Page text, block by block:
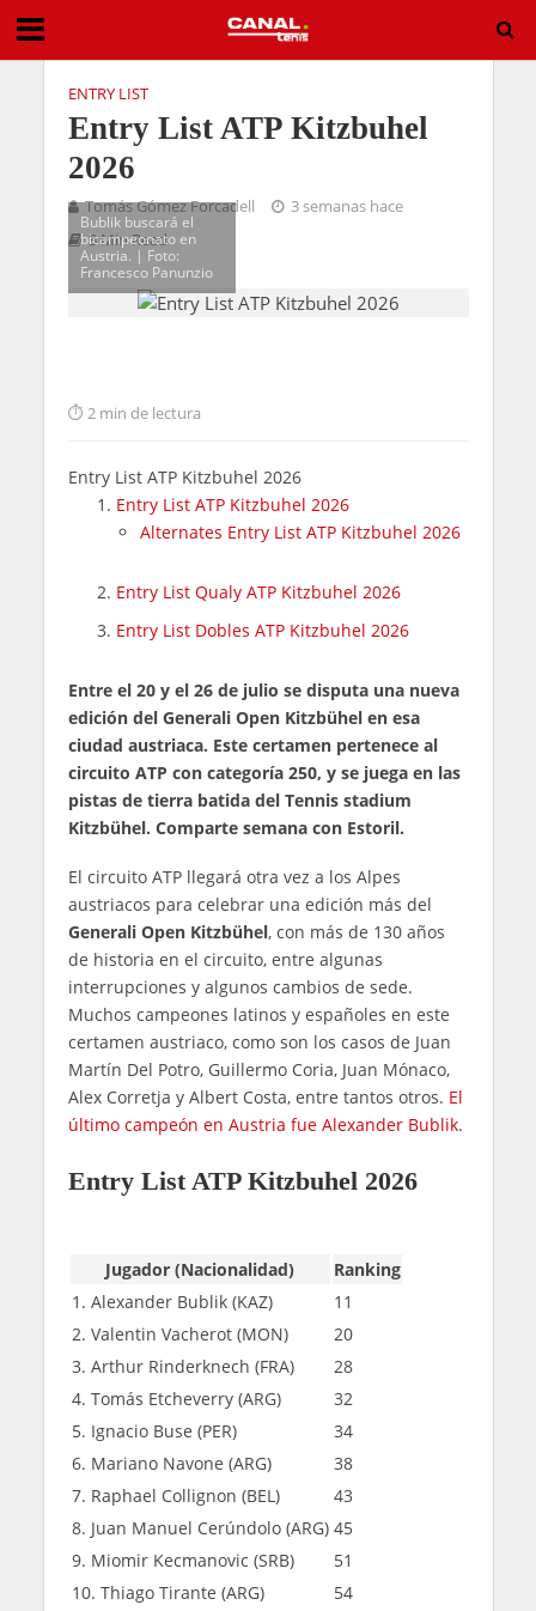
ENTRY LIST
Entry List ATP Kitzbuhel
2026
Tomás Gómez Forcadell
3 semanas hace
3 Min Read
Bublik buscará el
bicampeonato en
Austria. | Foto:
Francesco Panunzio
2 min de lectura
Entry List ATP Kitzbuhel 2026
Entry List ATP Kitzbuhel 2026
Alternates Entry List ATP Kitzbuhel 2026
Entry List Qualy ATP Kitzbuhel 2026
Entry List Dobles ATP Kitzbuhel 2026
Entre el 20 y el 26 de julio se disputa una nueva
edición del Generali Open Kitzbühel en esa
ciudad austriaca. Este certamen pertenece al
circuito ATP con categoría 250, y se juega en las
pistas de tierra batida del Tennis stadium
Kitzbühel. Comparte semana con Estoril.
El circuito ATP llegará otra vez a los Alpes
austriacos para celebrar una edición más del
Generali Open Kitzbühel, con más de 130 años
de historia en el circuito, entre algunas
interrupciones y algunos cambios de sede.
Muchos campeones latinos y españoles en este
certamen austriaco, como son los casos de Juan
Martín Del Potro, Guillermo Coria, Juan Mónaco,
Alex Corretja y Albert Costa, entre tantos otros. El
último campeón en Austria fue Alexander Bublik.
Entry List ATP Kitzbuhel 2026
Jugador (Nacionalidad)
Ranking
1. Alexander Bublik (KAZ)
11
2. Valentin Vacherot (MON)
20
3. Arthur Rinderknech (FRA)
28
4. Tomás Etcheverry (ARG)
32
5. Ignacio Buse (PER)
34
6. Mariano Navone (ARG)
38
7. Raphael Collignon (BEL)
43
8. Juan Manuel Cerúndolo (ARG) 45
9. Miomir Kecmanovic (SRB)
51
10. Thiago Tirante (ARG)
54